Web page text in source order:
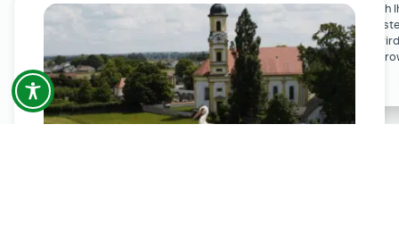
Der KI-Chatbot steht erst nach
Einwilligung in den Cookie-
Verfügung. Der Chat-Verlauf
ausschließlich lokal in Ihrem
gespeichert.